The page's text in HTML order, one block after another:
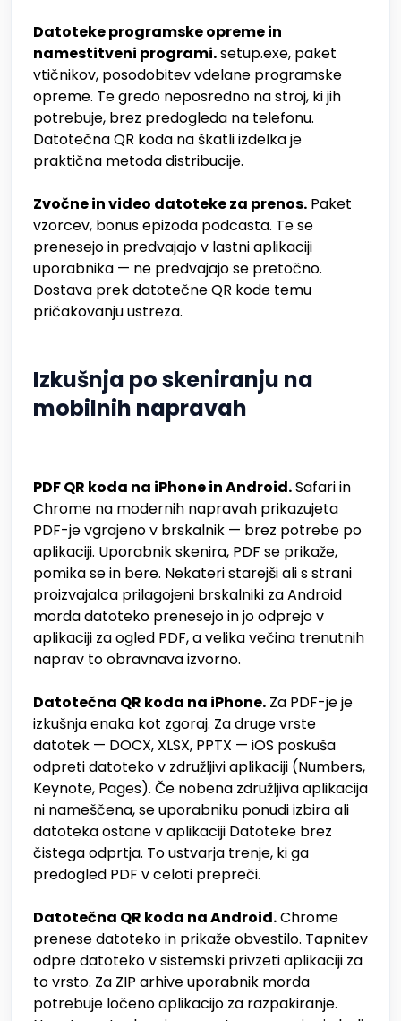
Datoteke programske opreme in
namestitveni programi.setup.exe, paket
vtičnikov, posodobitev vdelane programske
opreme. Te gredo neposredno na stroj, ki jih
potrebuje, brez predogleda na telefonu.
Datotečna QR koda na škatli izdelka je
praktična metoda distribucije.
Zvočne in video datoteke za prenos. Paket
vzorcev, bonus epizoda podcasta. Te se
prenesejo in predvajajo v lastni aplikaciji
uporabnika — ne predvajajo se pretočno.
Dostava prek datotečne QR kode temu
pričakovanju ustreza.
Izkušnja po skeniranju na
mobilnih napravah
PDF QR koda na iPhone in Android.Safari in
Chrome na modernih napravah prikazujeta
PDF-je vgrajeno v brskalnik — brez potrebe po
aplikaciji. Uporabnik skenira, PDF se prikaže,
pomika se in bere. Nekateri starejši ali s strani
proizvajalca prilagojeni brskalniki za Android
morda datoteko prenesejo in jo odprejo v
aplikaciji za ogled PDF, a velika večina trenutnih
naprav to obravnava izvorno.
Datotečna QR koda na iPhone. Za PDF-je je
izkušnja enaka kot zgoraj. Za druge vrste
datotek — DOCX, XLSX, PPTX — iOS poskuša
odpreti datoteko v združljivi aplikaciji (Numbers,
Keynote, Pages). Če nobena združljiva aplikacija
ni nameščena, se uporabniku ponudi izbira ali
datoteka ostane v aplikaciji Datoteke brez
čistega odprtja. To ustvarja trenje, ki ga
predogled PDF v celoti prepreči.
Datotečna QR koda na Android.Chrome
prenese datoteko in prikaže obvestilo. Tapnitev
odpre datoteko v sistemski privzeti aplikaciji za
to vrsto. Za ZIP arhive uporabnik morda
potrebuje ločeno aplikacijo za razpakiranje.